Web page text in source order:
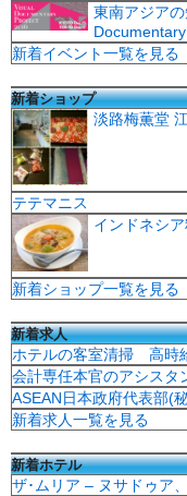
東南アジア
新着イベント一覧を見る
新着ショップ
淡路梅薫堂
テテマニス
インドネシ
新着ショップ一覧を見る
新着求人
ホテルの客室清掃 高時
会計専任本官のアシスタ
ASEAN日本政府代表部(
新着求人一覧を見る
新着ホテル
ザ･ムリア – ヌサドゥア